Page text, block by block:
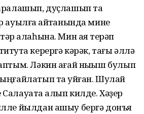
дуҫлашып та
ауылға ҡайтҡанында мине
ҡалаһына. Мин аяҡ терәп
керергә кәрәк, тағы әллә
Ләкин ағай ныҡыш булып
та ҡуйған. Шулай
алып килде. Хәҙер
йылдан ашыу бергә донъя